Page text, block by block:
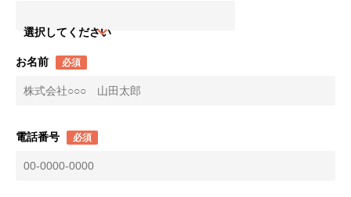
選択してください
お名前 必須
電話番号 必須